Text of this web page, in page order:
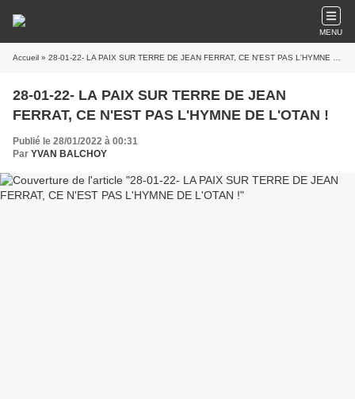
MENU
Accueil » 28-01-22- LA PAIX SUR TERRE DE JEAN FERRAT, CE N'EST PAS L'HYMNE DE L'OTAN !
28-01-22- LA PAIX SUR TERRE DE JEAN
FERRAT, CE N'EST PAS L'HYMNE DE L'OTAN !
Publié le 28/01/2022 à 00:31
Par YVAN BALCHOY